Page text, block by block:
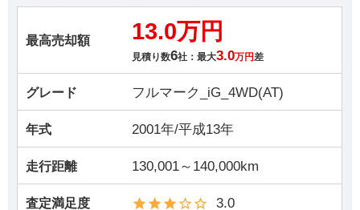
最高売却額 13.0万円
見積り数6社：最大3.0万円差
グレード フルマーク_iG_4WD(AT)
年式 2001年/平成13年
走行距離 130,001～140,000km
査定満足度 3.0